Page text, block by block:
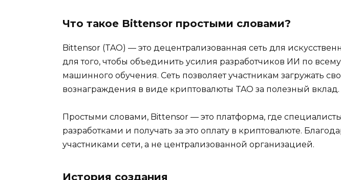
Что такое Bittensor простыми словами?
Bittensor (TAO) — это децентрализованная сеть для
для того, чтобы объединить усилия разработчиков ИИ по
машинного обучения. Сеть позволяет участникам загружать
вознаграждения в виде криптовалюты TAO за полезный вклад.
Простыми словами, Bittensor — это платформа, где
разработками и получать за это оплату в криптовалюте.
участниками сети, а не централизованной организацией.
История создания